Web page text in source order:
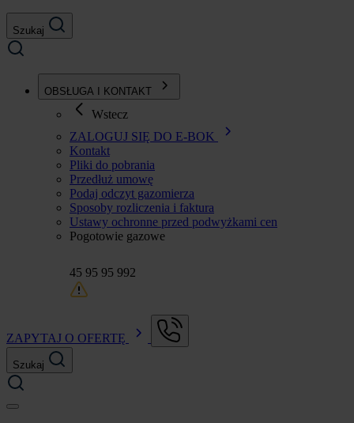
Szukaj
OBSŁUGA I KONTAKT
Wstecz
ZALOGUJ SIĘ DO E-BOK
Kontakt
Pliki do pobrania
Przedłuż umowę
Podaj odczyt gazomierza
Sposoby rozliczenia i faktura
Ustawy ochronne przed podwyżkami cen
Pogotowie gazowe
45 95 95 992
ZAPYTAJ O OFERTĘ
Szukaj